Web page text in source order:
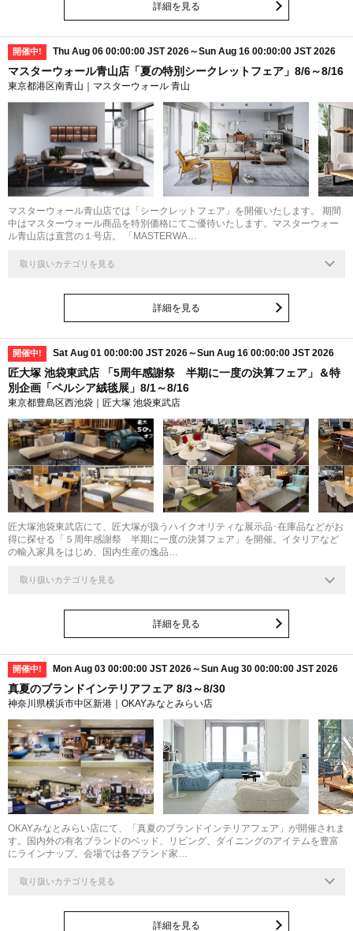
詳細を見る
開催中! Thu Aug 06 00:00:00 JST 2026～Sun Aug 16 00:00:00 JST 2026
マスターウォール青山店「夏の特別シークレットフェア」8/6～8/16
東京都港区南青山｜マスターウォール 青山
マスターウォール青山店では「シークレットフェア」を開催いたします。 期間
中はマスターウォール商品を特別価格にてご優待いたします。マスターウォー
ル青山店は直営の１号店。 「MASTERWA…
取り扱いカテゴリを見る
詳細を見る
開催中! Sat Aug 01 00:00:00 JST 2026～Sun Aug 16 00:00:00 JST 2026
匠大塚 池袋東武店 「5周年感謝祭 半期に一度の決算フェア」＆特
別企画「ペルシア絨毯展」8/1～8/16
東京都豊島区西池袋｜匠大塚 池袋東武店
最大
50%
匠大塚池袋東武店にて、匠大塚が扱うハイクオリティな展示品･在庫品などがお
得に探せる「５周年感謝祭 半期に一度の決算フェア」を開催。イタリアなど
の輸入家具をはじめ、国内生産の逸品…
取り扱いカテゴリを見る
詳細を見る
開催中! Mon Aug 03 00:00:00 JST 2026～Sun Aug 30 00:00:00 JST 2026
真夏のブランドインテリアフェア 8/3～8/30
神奈川県横浜市中区新港｜OKAYみなとみらい店
OKAYみなとみらい店にて、「真夏のブランドインテリアフェア」が開催されま
す。国内外の有名ブランドのベッド、リビング、ダイニングのアイテムを豊富
にラインナップ。会場では各ブランド家…
取り扱いカテゴリを見る
詳細を見る